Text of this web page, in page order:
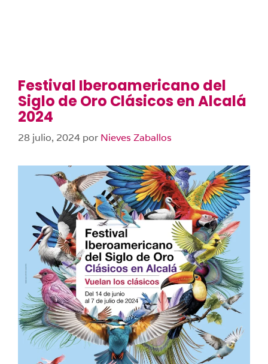
Festival Iberoamericano del
Siglo de Oro Clásicos en Alcalá
2024
28 julio, 2024 por Nieves Zaballos